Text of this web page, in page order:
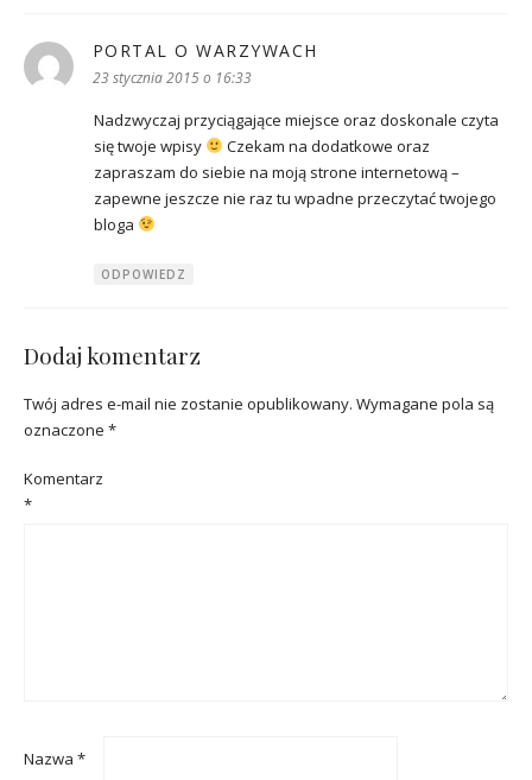
PORTAL O WARZYWACH
23 stycznia 2015 o 16:33
Nadzwyczaj przyciągające miejsce oraz doskonale czyta
się twoje wpisy
Czekam na dodatkowe oraz
zapraszam do siebie na moją strone internetową –
zapewne jeszcze nie raz tu wpadne przeczytać twojego
bloga
ODPOWIEDZ
Dodaj komentarz
Twój adres e-mail nie zostanie opublikowany. Wymagane pola są
oznaczone *
Komentarz
*
Nazwa *